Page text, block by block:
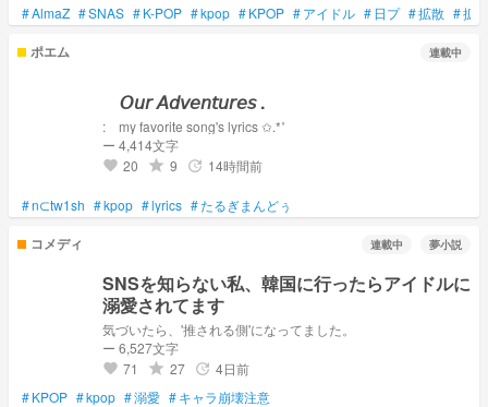
#AlmaZ #SNAS #K-POP #kpop #KPOP #アイドル # 日プ #拡散 #拡
ポエム 連載中
𝘖𝘶𝘳 𝘈𝘥𝘷𝘦𝘯𝘵𝘶𝘳𝘦𝘴 .
: my favorite song's lyrics ✩.*˚
ー 4,414文字
favorite 20 grade 9 update 14時間前
#n⊂tw1sh #kpop #lyrics #たるぎまんどぅ
コメディ 連載中 夢小説
SNSを知らない私、韓国に行ったらアイドルに
溺愛されてます
気づいたら、'推される側'になってました。
ー 6,527文字
favorite 71 grade 27 update 4日前
#KPOP #kpop #溺愛 #キャラ崩壊注意